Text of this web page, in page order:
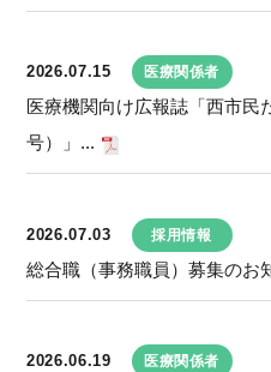
2026.07.15 医療関係者
医療機関向け広報誌「西市民
号）」...
2026.07.03 採用情報
総合職（事務職員）募集のお
2026.06.19 医療関係者